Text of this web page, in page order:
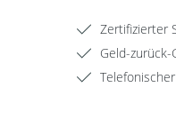
Zertifizierter
Geld-zurück-